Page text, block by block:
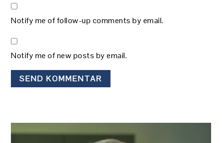
Notify me of follow-up comments by email.
Notify me of new posts by email.
PRIMÆR